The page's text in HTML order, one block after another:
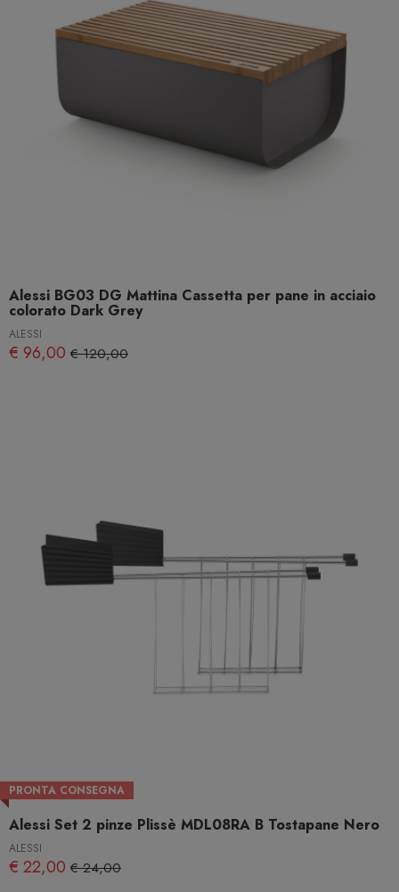
Alessi BG03 DG Mattina Cassetta per pane in acciaio
colorato Dark Grey
ALESSI
€ 96,00 € 120,00
PRONTA CONSEGNA
Alessi Set 2 pinze Plissè MDL08RA B Tostapane Nero
ALESSI
€ 22,00 € 24,00